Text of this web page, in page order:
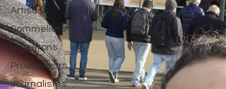
Artisans
Sommeliers
Vignerons
Producteurs
Journalistes